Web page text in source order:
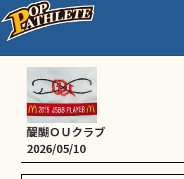
合宿
醍醐ＯＵクラブ
2026/05/10